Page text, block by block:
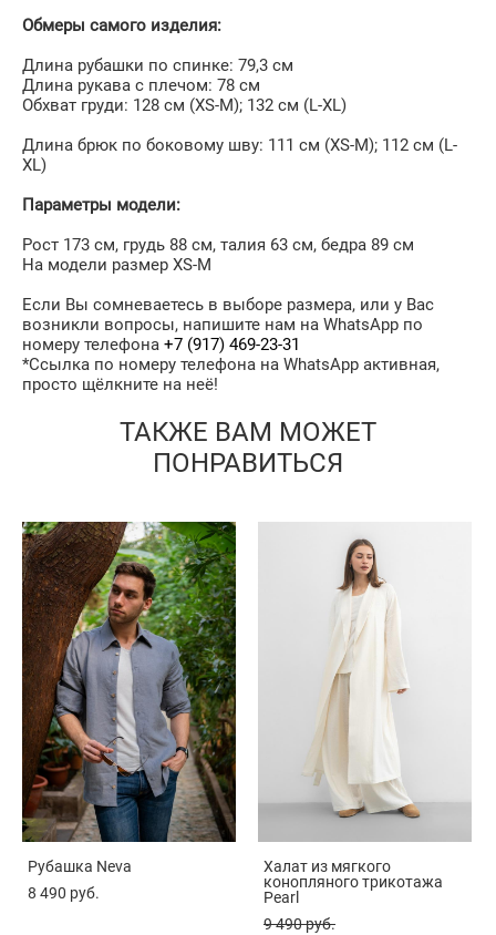
Обмеры самого изделия:
Длина рубашки по спинке: 79,3 см
Длина рукава с плечом: 78 см
Обхват груди: 128 см (XS-M); 132 cм (L-XL)
Длина брюк по боковому шву: 111 см (XS-M); 112 cм (L-
XL)
Параметры модели:
Рост 173 см, грудь 88 см, талия 63 см, бедра 89 см
На модели размер XS-M
Если Вы сомневаетесь в выборе размера, или у Вас
возникли вопросы, напишите нам на WhatsApp по
номеру телефона +7 (917) 469-23-31
*Ссылка по номеру телефона на WhatsApp активная,
просто щёлкните на неё!
ТАКЖЕ ВАМ МОЖЕТ
ПОНРАВИТЬСЯ
Рубашка Neva
8 490 pуб.
Халат из мягкого
конопляного трикотажа
Pearl
9 490 pуб.